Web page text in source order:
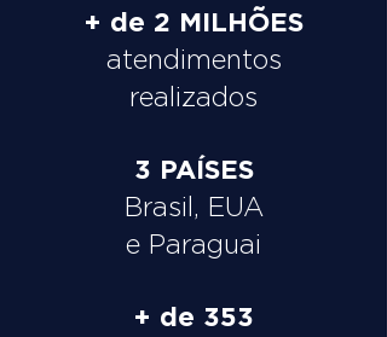
+ de 2 MILHÕES
atendimentos
realizados
3 PAÍSES
Brasil, EUA
e Paraguai
+ de 353